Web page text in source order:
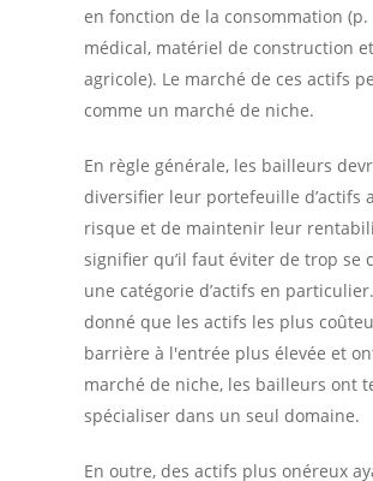
en fonction de la consommation
médical, matériel de construction
agricole). Le marché de ces actifs
comme un marché de niche.
En règle générale, les bailleurs
diversifier leur portefeuille d’actifs
risque et de maintenir leur
signifier qu’il faut éviter de trop se
une catégorie d’actifs en
donné que les actifs les plus
barrière à l'entrée plus élevée et
marché de niche, les bailleurs ont
spécialiser dans un seul domaine.
En outre, des actifs plus onéreux